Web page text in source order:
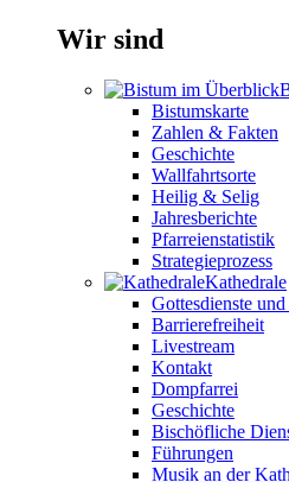
Wir sind
Bistumskarte
Zahlen & Fakten
Geschichte
Wallfahrtsorte
Heilig & Selig
Jahresberichte
Pfarreienstatistik
Strategieprozess
Kathedrale
Gottesdienste
Barrierefreiheit
Livestream
Kontakt
Dompfarrei
Geschichte
Bischöfliche
Führungen
Musik an der